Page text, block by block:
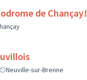
de Chançay!
Neuville-sur-Brenne